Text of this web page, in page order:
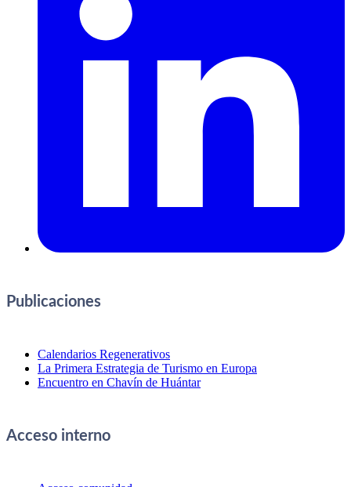
Publicaciones
Calendarios Regenerativos
La Primera Estrategia de Turismo en Europa
Encuentro en Chavín de Huántar
Acceso interno